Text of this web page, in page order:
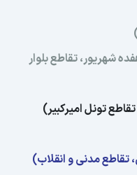
شهریور، تقاطع بلوار
تونل امیرکبیر)
مدنی و انقلاب)